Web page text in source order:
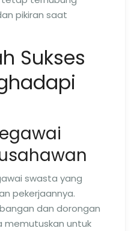
pikiran saat
Sukses
swasta yang
pekerjaannya.
dan dorongan
untuk